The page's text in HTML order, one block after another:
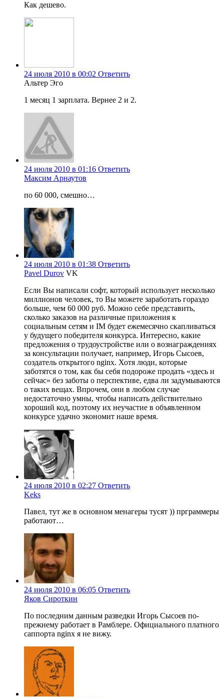
Как дешево.
24 июля 2010 в 00:02 Ответить
Альтер Эго
1 месяц 1 зарплата. Вернее 2 и 2.
24 июля 2010 в 01:16 Ответить
Максим Арнаутов
по 60 000, смешно…
24 июля 2010 в 01:38 Ответить
Pavel Durov VK
Если Вы написали софт, который использует несколько
миллионов человек, то Вы можете заработать гораздо
больше, чем 60 000 руб. Можно себе представить,
сколько заказов на различные приложения к
социальным сетям и IM будет ежемесячно скапливаться
у будущего победителя конкурса. Интересно, какие
предложения о трудоустройстве или о вознаграждениях
за консультации получает, например, Игорь Сысоев,
создатель открытого nginx. Хотя люди, которые
заботятся о том, как бы себя подороже продать «здесь и
сейчас» без заботы о перспективе, едва ли задумываются
о таких вещах. Впрочем, они в любом случае
недостаточно умны, чтобы написать действительно
хороший код, поэтому их неучастие в объявленном
конкурсе удачно экономит наше время.
24 июля 2010 в 02:27 Ответить
Keks
Павел, тут же в основном менагеры тусят )) прграммеры
работают…
24 июля 2010 в 06:05 Ответить
Яков Сироткин
По последним данным разведки Игорь Сысоев по-
прежнему работает в Рамблере. Официального платного
саппорта nginx я не вижу.